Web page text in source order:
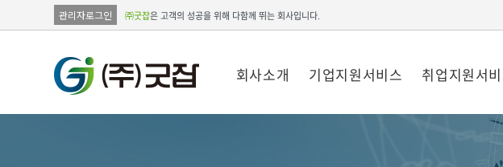
관리자로그인 ㈜굿잡은 고객의 성공을 위해 다함께 뛰는 회사입니다.
회사소개 기업지원서비스 취업지원서